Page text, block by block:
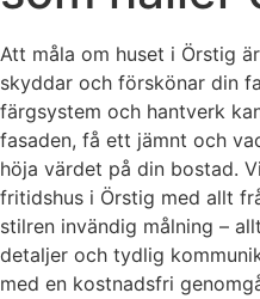
Att måla om huset i Örstig
skyddar och förskönar din
färgsystem och hantverk
fasaden, få ett jämnt och
höja värdet på din bostad.
fritidshus i Örstig med allt
stilren invändig målning –
detaljer och tydlig
med en kostnadsfri